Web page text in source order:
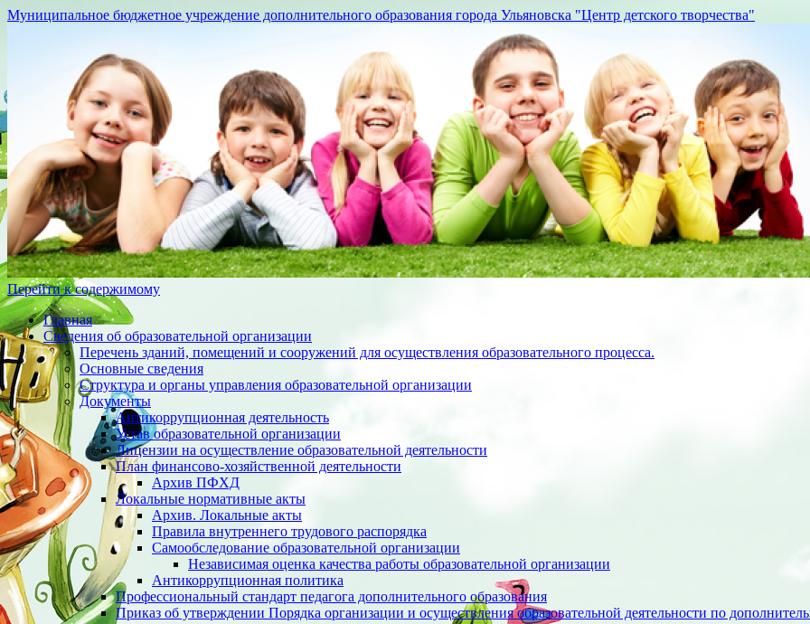
Муниципальное бюджетное учреждение дополнительного образования города Ульяновска "Центр детского творчества"
Перейти к содержимому
Главная
Сведения об образовательной организации
Перечень зданий, помещений и сооружений для осуществления образовательного процесса.
Основные сведения
Структура и органы управления образовательной организации
Документы
Антикоррупционная деятельность
Устав образовательной организации
Лицензии на осуществление образовательной деятельности
План финансово-хозяйственной деятельности
Архив ПФХД
Локальные нормативные акты
Архив. Локальные акты
Правила внутреннего трудового распорядка
Cамообследование образовательной организации
Независимая оценка качества работы образовательной организации
Антикоррупционная политика
Профессиональный стандарт педагога дополнительного образования
Приказ об утверждении Порядка организации и осуществления образовательной деятельности по